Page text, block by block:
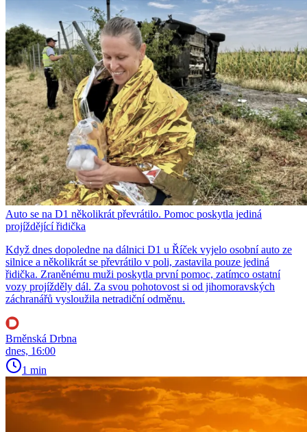
Auto se na D1 několikrát převrátilo. Pomoc poskytla jediná
projíždějící řidička
Když dnes dopoledne na dálnici D1 u Říček vyjelo osobní auto ze
silnice a několikrát se převrátilo v poli, zastavila pouze jediná
řidička. Zraněnému muži poskytla první pomoc, zatímco ostatní
vozy projížděly dál. Za svou pohotovost si od jihomoravských
záchranářů vysloužila netradiční odměnu.
Brněnská Drbna
dnes, 16:00
1 min